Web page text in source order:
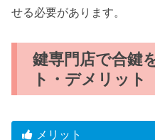
せる必要があります。
鍵専門店で合鍵
ト・デメリット
メリット